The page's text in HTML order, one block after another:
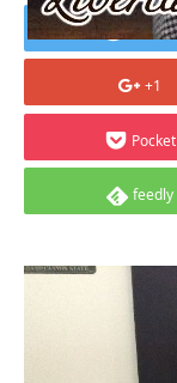
Tweet
+1
Pocket
feedly